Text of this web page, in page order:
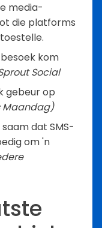
media-
die platforms
kom
Social
gebeur op
Maandag)
dat SMS-
om 'n